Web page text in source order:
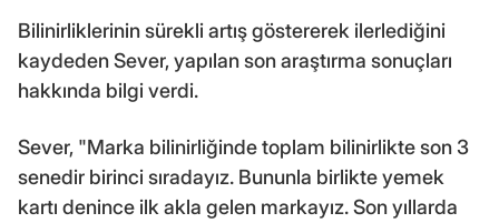
Bilinirliklerinin sürekli artış göstererek ilerlediğini
kaydeden Sever, yapılan son araştırma sonuçları
hakkında bilgi verdi.
Sever, "Marka bilinirliğinde toplam bilinirlikte son 3
senedir birinci sıradayız. Bununla birlikte yemek
kartı denince ilk akla gelen markayız. Son yıllarda